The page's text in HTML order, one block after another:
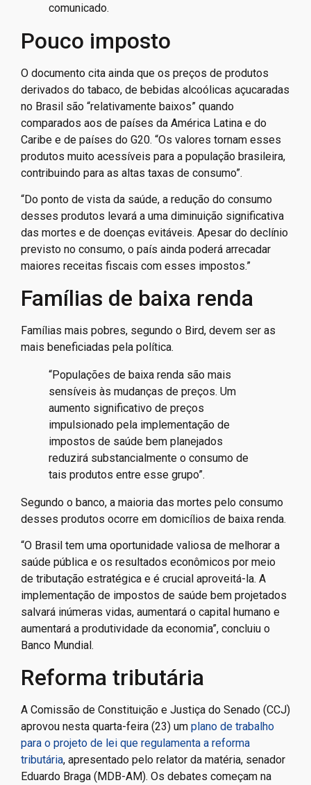
comunicado.
Pouco imposto
O documento cita ainda que os preços de produtos
derivados do tabaco, de bebidas alcoólicas açucaradas
no Brasil são “relativamente baixos” quando
comparados aos de países da América Latina e do
Caribe e de países do G20. “Os valores tornam esses
produtos muito acessíveis para a população brasileira,
contribuindo para as altas taxas de consumo”.
“Do ponto de vista da saúde, a redução do consumo
desses produtos levará a uma diminuição significativa
das mortes e de doenças evitáveis. Apesar do declínio
previsto no consumo, o país ainda poderá arrecadar
maiores receitas fiscais com esses impostos.”
Famílias de baixa renda
Famílias mais pobres, segundo o Bird, devem ser as
mais beneficiadas pela política.
“Populações de baixa renda são mais
sensíveis às mudanças de preços. Um
aumento significativo de preços
impulsionado pela implementação de
impostos de saúde bem planejados
reduzirá substancialmente o consumo de
tais produtos entre esse grupo”.
Segundo o banco, a maioria das mortes pelo consumo
desses produtos ocorre em domicílios de baixa renda.
“O Brasil tem uma oportunidade valiosa de melhorar a
saúde pública e os resultados econômicos por meio
de tributação estratégica e é crucial aproveitá-la. A
implementação de impostos de saúde bem projetados
salvará inúmeras vidas, aumentará o capital humano e
aumentará a produtividade da economia”, concluiu o
Banco Mundial.
Reforma tributária
A Comissão de Constituição e Justiça do Senado (CCJ)
aprovou nesta quarta-feira (23) um plano de trabalho
para o projeto de lei que regulamenta a reforma
tributária, apresentado pelo relator da matéria, senador
Eduardo Braga (MDB-AM). Os debates começam na